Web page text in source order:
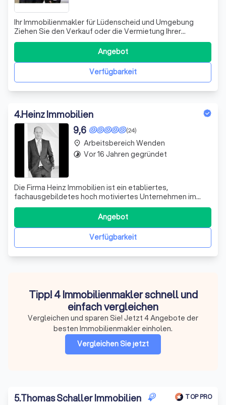
Ihr Immobilienmakler für Lüdenscheid und Umgebung
Ziehen Sie den Verkauf oder die Vermietung Ihrer
Immobilie in Betracht? Oder suchen Sie im Märkischen
Sauerland oder in Schwerte nach einer passenden
Wohnung zur Miete beziehungsweise nach einem Haus
zum Kauf? Dann wenden Sie sich gern an unsere verl
Verfügbarkeit
Angebot
4.Heinz Immobilien
(24)
9,6
Die Firma Heinz Immobilien ist ein etabliertes,
fachausgebildetes hoch motiviertes Unternehmen im
Immobiliensektor und steht Ihnen bei jedem Ihrer Anliegen
rund um das Thema Immobilie kompetent und flexibel zur
Seite. Wir sind Ihr Snprechpartner bei den Themen
Beratung - Verkauf - Vermietung - Verwa
Verfügbarkeit
Angebot
place Arbeitsbereich Wenden
timelapse Vor 16 Jahren gegründet
Tipp! 4 Immobilienmakler schnell und
einfach vergleichen
Vergleichen und sparen Sie! Jetzt 4 Angebote der
besten Immobilienmakler einholen.
Vergleichen Sie jetzt
5.Thomas Schaller Immobilien TOP PRO